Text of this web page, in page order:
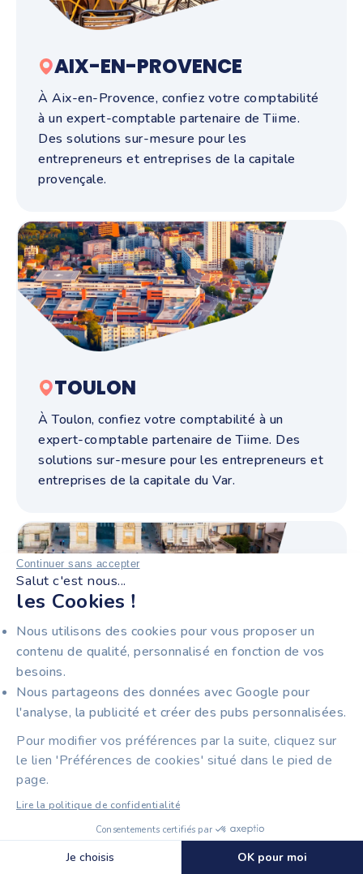
Continuer sans accepter
Salut c'est nous...
les Cookies !
Nous utilisons des cookies pour vous proposer un
contenu de qualité, personnalisé en fonction de vos
besoins.
Nous partageons des données avec Google pour
l'analyse, la publicité et créer des pubs personnalisées.
Pour modifier vos préférences par la suite, cliquez sur
le lien 'Préférences de cookies' situé dans le pied de
page.
Lire la politique de confidentialité
Consentements certifiés par
Je choisis OK pour moi
🍪 Cookies
AIX-EN-PROVENCE
À Aix-en-Provence, confiez votre comptabilité
à un expert-comptable partenaire de Tiime.
Des solutions sur-mesure pour les
entrepreneurs et entreprises de la capitale
provençale.
TOULON
À Toulon, confiez votre comptabilité à un
expert-comptable partenaire de Tiime. Des
solutions sur-mesure pour les entrepreneurs et
entreprises de la capitale du Var.
MONTPELLIER
À Montpellier, confiez votre comptabilité à un
expert-comptable partenaire de Tiime. Des
solutions sur-mesure pour les entrepreneurs et
entreprises de la métropole languedocienne.